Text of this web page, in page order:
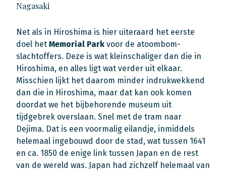
Nagasaki
Net als in Hiroshima is hier uiteraard het eerste
doel het Memorial Park voor de atoombom-
slachtoffers. Deze is wat kleinschaliger dan die in
Hiroshima, en alles ligt wat verder uit elkaar.
Misschien lijkt het daarom minder indrukwekkend
dan die in Hiroshima, maar dat kan ook komen
doordat we het bijbehorende museum uit
tijdgebrek overslaan. Snel met de tram naar
Dejima. Dat is een voormalig eilandje, inmiddels
helemaal ingebouwd door de stad, wat tussen 1641
en ca. 1850 de enige link tussen Japan en de rest
van de wereld was. Japan had zichzelf helemaal van